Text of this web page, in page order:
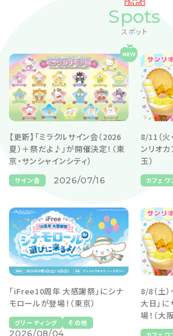
Spots
スポット
【更新】「ミラクルサイン会（2026
夏）＋祭だよ♪」が開催決定！（東
京・サンシャインシティ）
サイン会 2026/07/16
8/11（火
ンリオカ
玉）
カフェワ
「iFree10周年 大感謝祭」にシナ
モロールが登場！（東京）
グリーティング その他
2026/08/04
8/8（土
大日」に
場！（大阪